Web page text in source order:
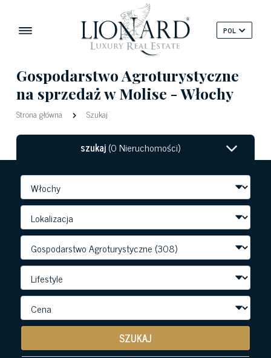
POL
Gospodarstwo Agroturystyczne
na sprzedaż w Molise - Włochy
Strona główna Szukaj
szukaj(0 Nieruchomości)
SZUKAJ